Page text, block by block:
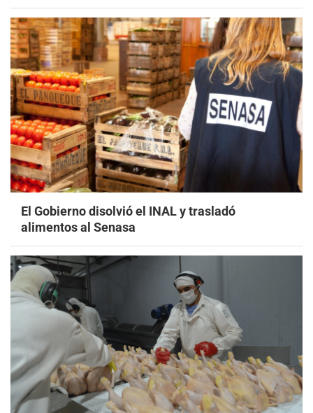
El Gobierno disolvió el INAL y trasladó
alimentos al Senasa